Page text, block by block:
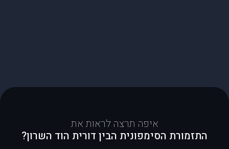
איפה תרצה לראות את
התזמורת הסימפונית הבין דורית הוד השרון?